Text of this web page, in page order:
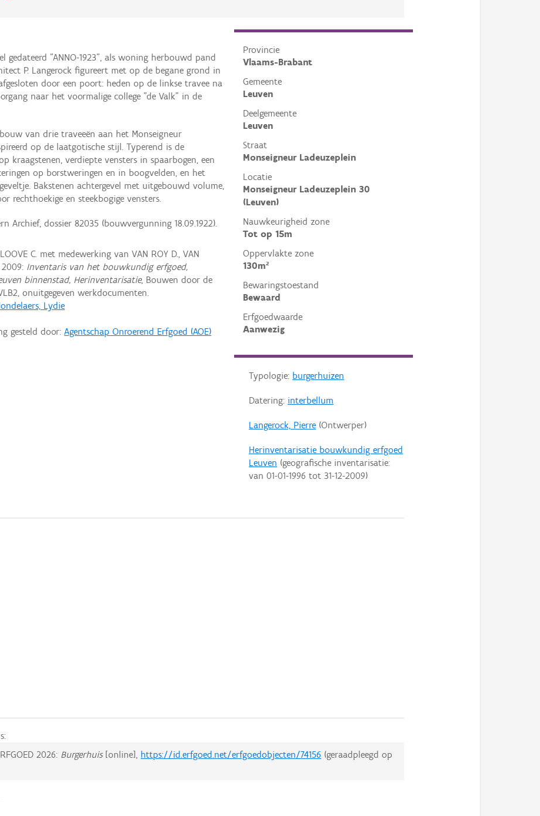
Provincie
Vlaams-Brabant
Gemeente
Leuven
Deelgemeente
Leuven
Straat
Monseigneur Ladeuzeplein
Locatie
Monseigneur Ladeuzeplein 30
(Leuven)
Nauwkeurigheid zone
Tot op 15m
Oppervlakte zone
130m²
Bewaringstoestand
Bewaard
Erfgoedwaarde
Aanwezig
Typologie: burgerhuizen
Datering: interbellum
Langerock, Pierre(Ontwerper)
Herinventarisatie bouwkundig erfgoed
Leuven (geografische inventarisatie:
van 01-01-1996 tot 31-12-2009)
gedateerd "ANNO-1923", als woning herbouwd pand
P. Langerock figureert met op de begane grond in
door een poort: heden op de linkse travee na
naar het voormalige college "de Valk" in de
van drie traveeën aan het Monseigneur
op de laatgotische stijl. Typerend is de
kraagstenen, verdiepte vensters in spaarbogen, een
op borstweringen en in boogvelden, en het
Bakstenen achtergevel met uitgebouwd volume,
rechthoekige en steekbogige vensters.
Archief, dossier 82035 (bouwvergunning 18.09.1922).
C. met medewerking van VAN ROY D., VAN
2009: Inventaris van het bouwkundig erfgoed,
binnenstad, Herinventarisatie, Bouwen door de
onuitgegeven werkdocumenten.
Lydie
gesteld door:Agentschap Onroerend Erfgoed (AOE)
2026: Burgerhuis[online], https://id.erfgoed.net/erfgoedobjecten/74156 (geraadpleegd op